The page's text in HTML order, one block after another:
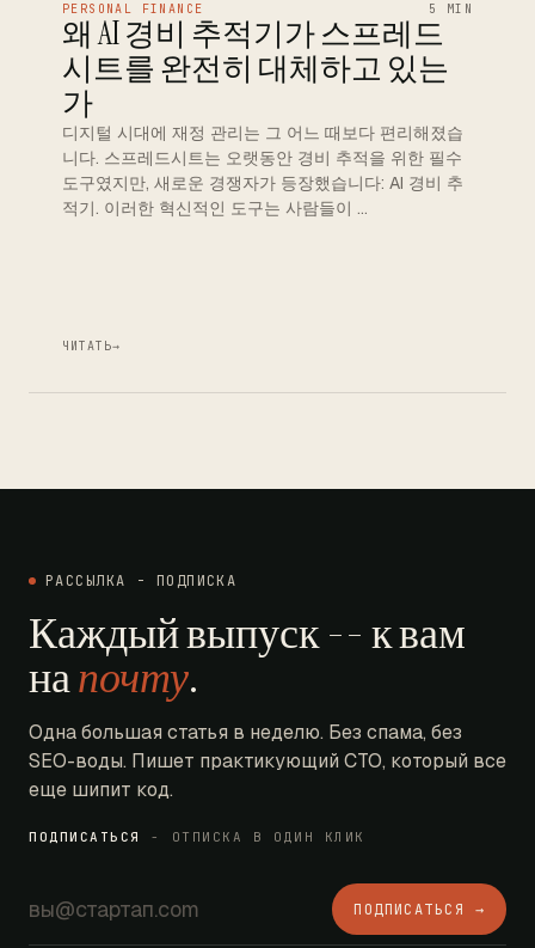
PERSONAL FINANCE 5 MIN
왜 AI 경비 추적기가 스프레드
시트를 완전히 대체하고 있는
가
디지털 시대에 재정 관리는 그 어느 때보다 편리해졌습
니다. 스프레드시트는 오랫동안 경비 추적을 위한 필수
도구였지만, 새로운 경쟁자가 등장했습니다: AI 경비 추
적기. 이러한 혁신적인 도구는 사람들이 …
ЧИТАТЬ→
РАССЫЛКА - ПОДПИСКА
Каждый выпуск -- к вам
напочту.
Одна большая статья в неделю. Без спама, без
SEO-воды. Пишет практикующий CTO, который все
еще шипит код.
ПОДПИСАТЬСЯ - ОТПИСКА В ОДИН КЛИК
ПОДПИСАТЬСЯ →